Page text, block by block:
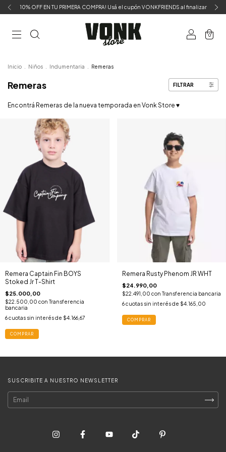
10% OFF EN TU PRIMERA COMPRA! Usá el cupón VONKFRIENDS al finalizar
0
Inicio Niños Indumentaria Remeras
Remeras FILTRAR
Encontrá Remeras de la nueva temporada en Vonk Store ♥
Remera Captain Fin BOYS
Stoked Jr T-Shirt
$25.000,00
$22.500,00 con Transferencia
bancaria
6cuotas sin interés de $4.166,67
COMPRAR
Remera Rusty Phenom JR WHT
$24.990,00
$22.491,00 con Transferencia bancaria
6 cuotas sin interés de $4.165,00
COMPRAR
SUSCRIBITE A NUESTRO NEWSLETTER